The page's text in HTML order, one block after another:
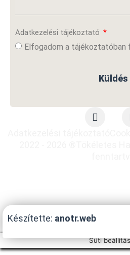
Adatkezelési tájékoztató
Elfogadom a
Küldés
Készítette: anotr.web
Süti